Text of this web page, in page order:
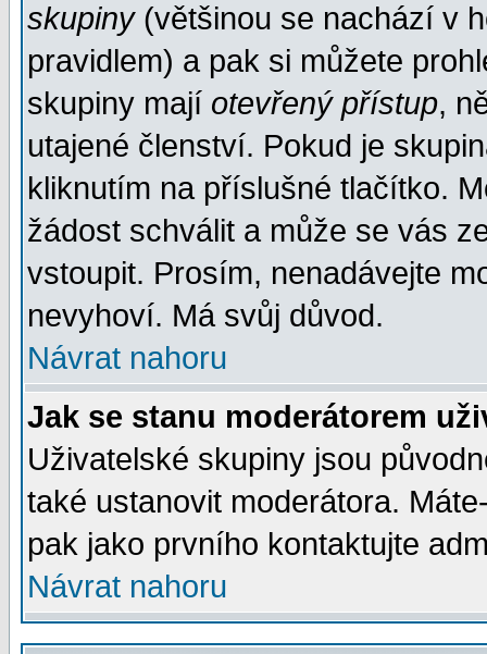
skupiny(většinou se nachází v
pravidlem) a pak si můžete
skupiny mají otevřený přístup,
utajené členství. Pokud je
kliknutím na příslušné tlačítko.
žádost schválit a může se vás
vstoupit. Prosím, nenadávejte
nevyhoví. Má svůj důvod.
Návrat nahoru
Jak se stanu moderátorem
Uživatelské skupiny jsou
také ustanovit moderátora.
pak jako prvního kontaktujte
Návrat nahoru